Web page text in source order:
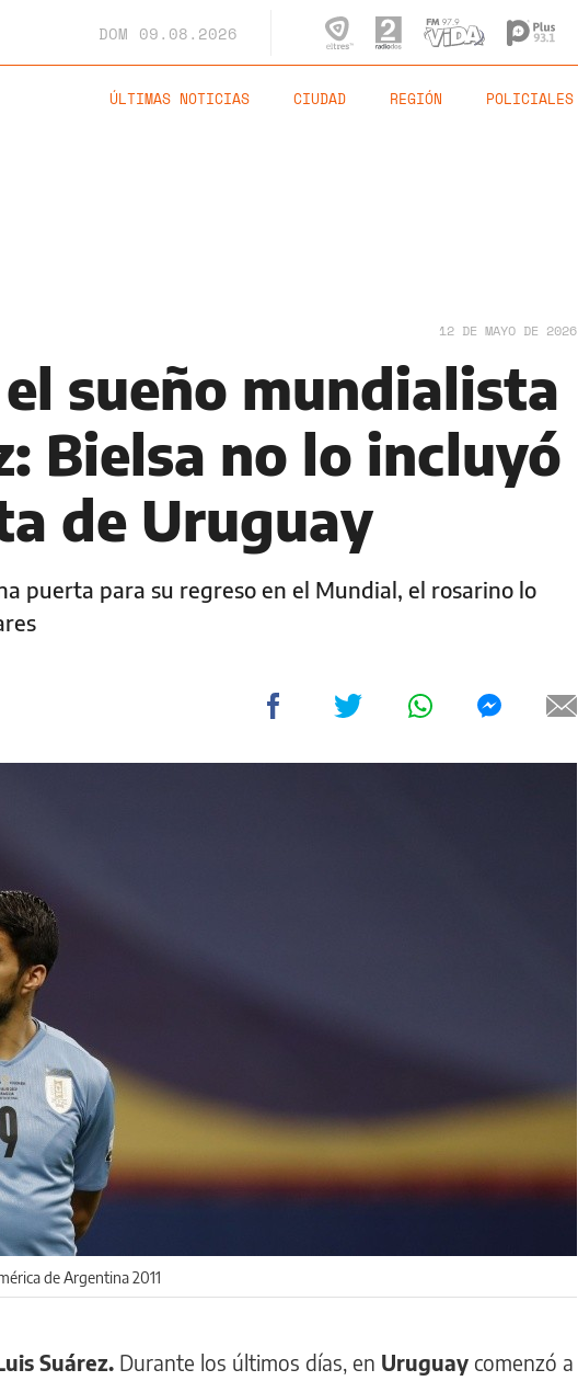
DOM 09.08.2026
ÚLTIMAS NOTICIAS CIUDAD REGIÓN POLICIALES
12 DE MAYO DE 2026
el sueño mundialista
Bielsa no lo incluyó
de Uruguay
puerta para su regreso en el Mundial, el rosarino lo
de Argentina 2011
Suárez. Durante los últimos días, en Uruguay comenzó a